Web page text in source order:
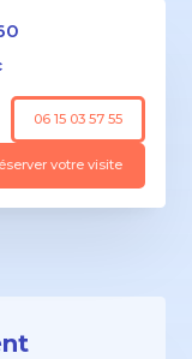
06 15 03 57 55
votre visite